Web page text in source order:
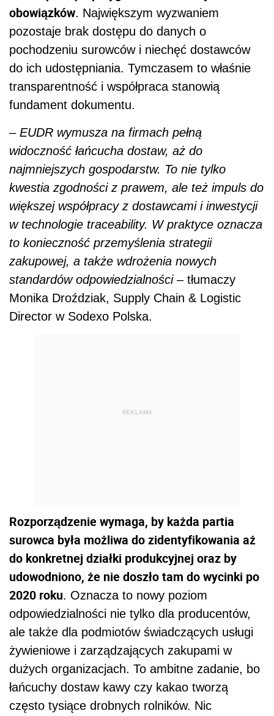
obowiązków. Największym wyzwaniem
pozostaje brak dostępu do danych o
pochodzeniu surowców i niechęć dostawców
do ich udostępniania. Tymczasem to właśnie
transparentność i współpraca stanowią
fundament dokumentu.
– EUDR wymusza na firmach pełną
widoczność łańcucha dostaw, aż do
najmniejszych gospodarstw. To nie tylko
kwestia zgodności z prawem, ale też impuls do
większej współpracy z dostawcami i inwestycji
w technologie traceability. W praktyce oznacza
to konieczność przemyślenia strategii
zakupowej, a także wdrożenia nowych
standardów odpowiedzialności– tłumaczy
Monika Droździak, Supply Chain & Logistic
Director w Sodexo Polska.
REKLAMA
Rozporządzenie wymaga, by każda partia
surowca była możliwa do zidentyfikowania aż
do konkretnej działki produkcyjnej oraz by
udowodniono, że nie doszło tam do wycinki po
2020 roku. Oznacza to nowy poziom
odpowiedzialności nie tylko dla producentów,
ale także dla podmiotów świadczących usługi
żywieniowe i zarządzających zakupami w
dużych organizacjach. To ambitne zadanie, bo
łańcuchy dostaw kawy czy kakao tworzą
często tysiące drobnych rolników. Nic